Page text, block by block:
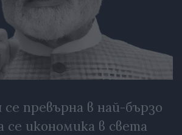
превърна в най-бързо
се икономика в света